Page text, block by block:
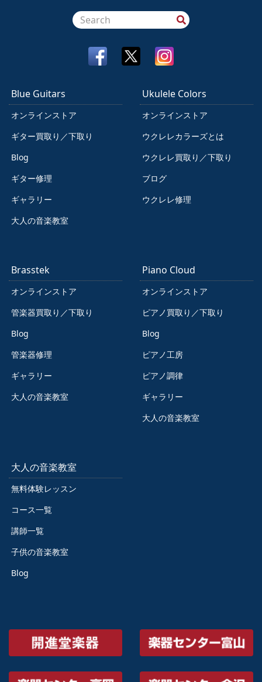
Blue Guitars
オンラインストア
ギター買取り／下取り
Blog
ギター修理
ギャラリー
大人の音楽教室
Ukulele Colors
オンラインストア
ウクレレカラーズとは
ウクレレ買取り／下取り
ブログ
ウクレレ修理
Brasstek
オンラインストア
管楽器買取り／下取り
Blog
管楽器修理
ギャラリー
大人の音楽教室
Piano Cloud
オンラインストア
ピアノ買取り／下取り
Blog
ピアノ工房
ピアノ調律
ギャラリー
大人の音楽教室
大人の音楽教室
無料体験レッスン
コース一覧
講師一覧
子供の音楽教室
Blog